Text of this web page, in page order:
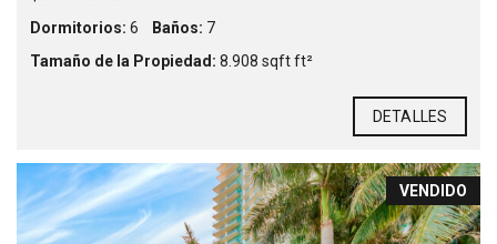
Dormitorios: 6 Baños: 7
Tamaño de la Propiedad: 8.908 sqft ft²
DETALLES
VENDIDO